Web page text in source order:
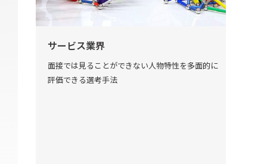
サービス業界
面接では見ることができない人物特性を多面的に
評価できる選考手法